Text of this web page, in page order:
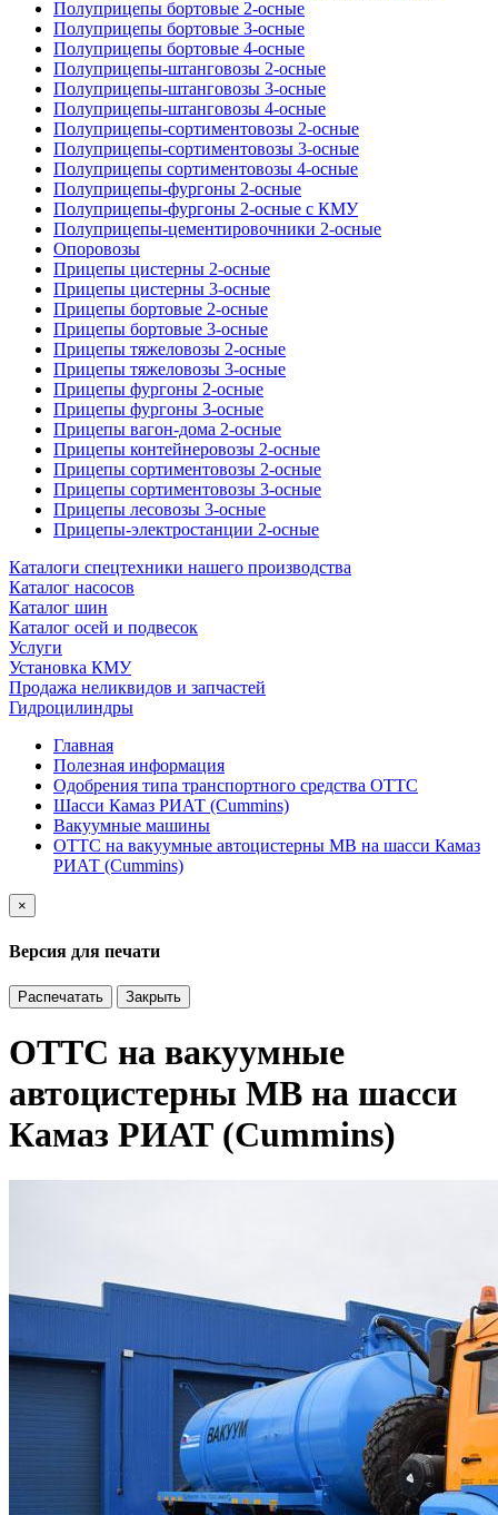
Полуприцепы бортовые 2-осные
Полуприцепы бортовые 3-осные
Полуприцепы бортовые 4-осные
Полуприцепы-штанговозы 2-осные
Полуприцепы-штанговозы 3-осные
Полуприцепы-штанговозы 4-осные
Полуприцепы-сортиментовозы 2-осные
Полуприцепы-сортиментовозы 3-осные
Полуприцепы сортиментовозы 4-осные
Полуприцепы-фургоны 2-осные
Полуприцепы-фургоны 2-осные с КМУ
Полуприцепы-цементировочники 2-осные
Опоровозы
Прицепы цистерны 2-осные
Прицепы цистерны 3-осные
Прицепы бортовые 2-осные
Прицепы бортовые 3-осные
Прицепы тяжеловозы 2-осные
Прицепы тяжеловозы 3-осные
Прицепы фургоны 2-осные
Прицепы фургоны 3-осные
Прицепы вагон-дома 2-осные
Прицепы контейнеровозы 2-осные
Прицепы сортиментовозы 2-осные
Прицепы сортиментовозы 3-осные
Прицепы лесовозы 3-осные
Прицепы-электростанции 2-осные
Каталоги спецтехники нашего производства
Каталог насосов
Каталог шин
Каталог осей и подвесок
Услуги
Установка КМУ
Продажа неликвидов и запчастей
Гидроцилиндры
Главная
Полезная информация
Одобрения типа транспортного средства ОТТС
Шасси Камаз РИАТ (Cummins)
Вакуумные машины
ОТТС на вакуумные автоцистерны МВ на шасси Камаз
РИАТ (Cummins)
×
Версия для печати
Распечатать Закрыть
ОТТС на вакуумные
автоцистерны МВ на шасси
Камаз РИАТ (Cummins)